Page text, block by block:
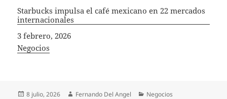
Starbucks impulsa el café mexicano en 22 mercados
internacionales
Fecha
3 febrero, 2026
In relation to
Negocios
Publicado
8 julio, 2026 Autor
Fernando Del Angel Categorías
Negocios